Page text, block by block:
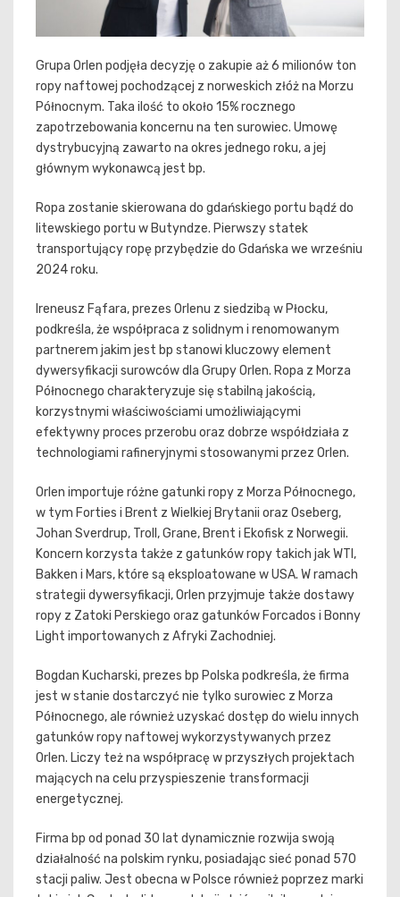
Grupa Orlen podjęła decyzję o zakupie aż 6 milionów ton
ropy naftowej pochodzącej z norweskich złóż na Morzu
Północnym. Taka ilość to około 15% rocznego
zapotrzebowania koncernu na ten surowiec. Umowę
dystrybucyjną zawarto na okres jednego roku, a jej
głównym wykonawcą jest bp.
Ropa zostanie skierowana do gdańskiego portu bądź do
litewskiego portu w Butyndze. Pierwszy statek
transportujący ropę przybędzie do Gdańska we wrześniu
2024 roku.
Ireneusz Fąfara, prezes Orlenu z siedzibą w Płocku,
podkreśla, że współpraca z solidnym i renomowanym
partnerem jakim jest bp stanowi kluczowy element
dywersyfikacji surowców dla Grupy Orlen. Ropa z Morza
Północnego charakteryzuje się stabilną jakością,
korzystnymi właściwościami umożliwiającymi
efektywny proces przerobu oraz dobrze współdziała z
technologiami rafineryjnymi stosowanymi przez Orlen.
Orlen importuje różne gatunki ropy z Morza Północnego,
w tym Forties i Brent z Wielkiej Brytanii oraz Oseberg,
Johan Sverdrup, Troll, Grane, Brent i Ekofisk z Norwegii.
Koncern korzysta także z gatunków ropy takich jak WTI,
Bakken i Mars, które są eksploatowane w USA. W ramach
strategii dywersyfikacji, Orlen przyjmuje także dostawy
ropy z Zatoki Perskiego oraz gatunków Forcados i Bonny
Light importowanych z Afryki Zachodniej.
Bogdan Kucharski, prezes bp Polska podkreśla, że firma
jest w stanie dostarczyć nie tylko surowiec z Morza
Północnego, ale również uzyskać dostęp do wielu innych
gatunków ropy naftowej wykorzystywanych przez
Orlen. Liczy też na współpracę w przyszłych projektach
mających na celu przyspieszenie transformacji
energetycznej.
Firma bp od ponad 30 lat dynamicznie rozwija swoją
działalność na polskim rynku, posiadając sieć ponad 570
stacji paliw. Jest obecna w Polsce również poprzez marki